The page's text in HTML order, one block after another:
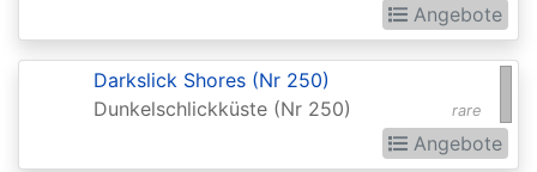
Remastered
Dominaria
Remastered:
Angebote
rare
Darkslick Shores (Nr 250)
Dunkelschlickküste (Nr 250)
Angebote